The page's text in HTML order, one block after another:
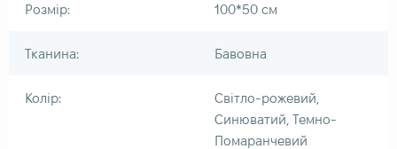
Розмір: 100*50 см
Тканина: Бавовна
Колір:
Світло-рожевий,
Синюватий, Темно-
Помаранчевий